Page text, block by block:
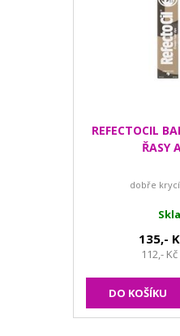
REFECTOCIL
ŘASY
dobře
135,-
112,-
DO KOŠÍKU